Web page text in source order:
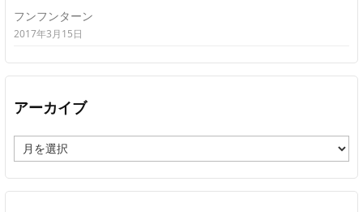
フンフンターン
2017年3月15日
アーカイブ
ー
カ
イ